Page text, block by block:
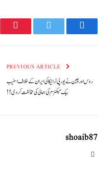
Facebook
Twitter
روس اور چین نے یورپی ٹرائیکا کی ایران کے خلاف اسنیب
بیک میکنزم کی بحالی کی مخالفت کردی !!
shoaib87